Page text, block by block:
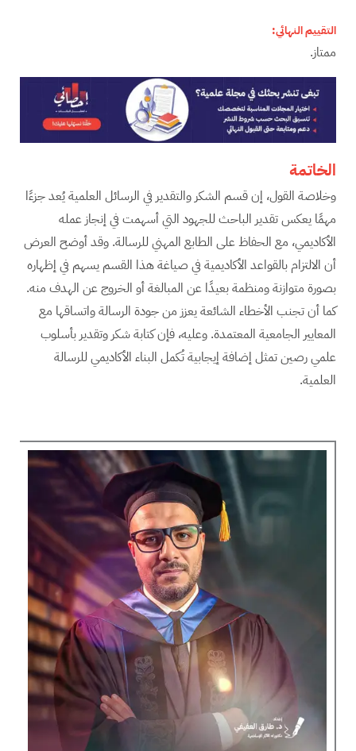
التقييم النهائي:
ممتاز.
الخاتمة
وخلاصة القول، إن قسم الشكر والتقدير في الرسائل العلمية يُعد جزءًا
مهمًا يعكس تقدير الباحث للجهود التي أسهمت في إنجاز عمله
الأكاديمي، مع الحفاظ على الطابع المهني للرسالة. وقد أوضح العرض
أن الالتزام بالقواعد الأكاديمية في صياغة هذا القسم يسهم في إظهاره
بصورة متوازنة ومنظمة بعيدًا عن المبالغة أو الخروج عن الهدف منه.
كما أن تجنب الأخطاء الشائعة يعزز من جودة الرسالة واتساقها مع
المعايير الجامعية المعتمدة. وعليه، فإن كتابة شكر وتقدير بأسلوب
علمي رصين تمثل إضافة إيجابية تُكمل البناء الأكاديمي للرسالة
العلمية.